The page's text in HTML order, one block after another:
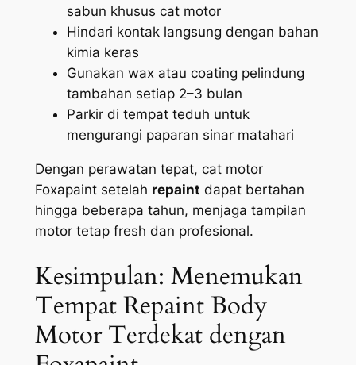
sabun khusus cat motor
Hindari kontak langsung dengan bahan
kimia keras
Gunakan wax atau coating pelindung
tambahan setiap 2–3 bulan
Parkir di tempat teduh untuk
mengurangi paparan sinar matahari
Dengan perawatan tepat, cat motor
Foxapaint setelah repaint dapat bertahan
hingga beberapa tahun, menjaga tampilan
motor tetap fresh dan profesional.
Kesimpulan: Menemukan
Tempat Repaint Body
Motor Terdekat dengan